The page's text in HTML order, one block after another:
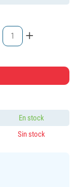
+
En stock
Sin stock